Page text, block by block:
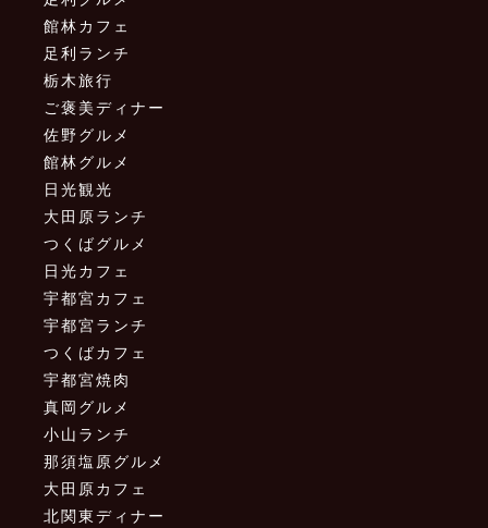
館林カフェ
足利ランチ
栃木旅行
ご褒美ディナー
佐野グルメ
館林グルメ
日光観光
大田原ランチ
つくばグルメ
日光カフェ
宇都宮カフェ
宇都宮ランチ
つくばカフェ
宇都宮焼肉
真岡グルメ
小山ランチ
那須塩原グルメ
大田原カフェ
北関東ディナー